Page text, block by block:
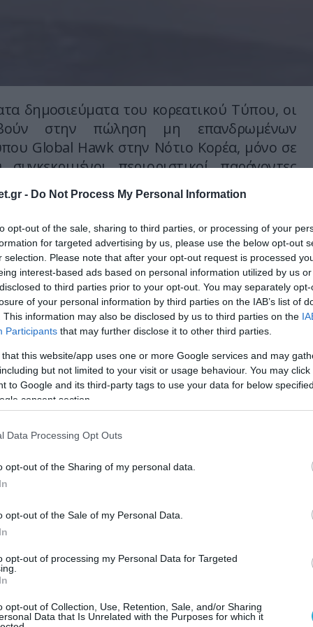
- Do Not Process My Personal Information
opt-out of the sale, sharing to third parties, or processing of your
for targeted advertising by us, please use the below opt-out
selection. Please note that after your opt-out request is processed
interest-based ads based on personal information utilized by us
to third parties prior to your opt-out. You may separately
of your personal information by third parties on the IAB’s list of
This information may also be disclosed by us to third parties on the
Participants that may further disclose it to other third parties.
that this website/app uses one or more Google services and may
but not limited to your visit or usage behaviour. You may
to Google and its third-party tags to use your data for below
consent section.
Data Processing Opt Outs
opt-out of the Sharing of my personal data.
opt-out of the Sale of my Personal Data.
opt-out of processing my Personal Data for Targeted
opt-out of Collection, Use, Retention, Sale, and/or Sharing
Data that Is Unrelated with the Purposes for which it
δημοσιεύματα του κορεατικού Τύπου, οι
στην πώληση μη επανδρωμένων
Global Hawk στην Νότιο Κορέα, μόνο σε
περιοριστικοί παράγοντες
Νοτίου Κορέας για την αγορά αριθμού
το αμερικανικό υπουργείο άμυνας είχε
δεν βλέπει αρνητικά το ενδεχόμενο αυτό
η χρήση των αεροσκαφών θα είναι
γνωστή. Παρά το γεγονός αυτό Αμερικανοί
ότι το Global Hawk περιλαμβάνεται ως
περί ελέγχου μεταφοράς πυραυλικής
Missile Technology Control Regime), από
τη δυνατότητα στους χρήστες του να
να εξαπολύουν όπλα μαζικής καταστροφής σε
και σε ότι αφορά την πρόσβαση
στην τεχνολογία που ενσωματώνει το εν
ΑΡΘΡΟ